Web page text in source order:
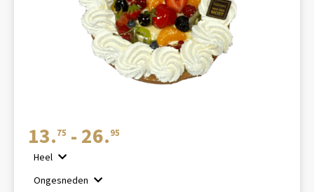
13. 75 - 26. 95
Heel
Ongesneden